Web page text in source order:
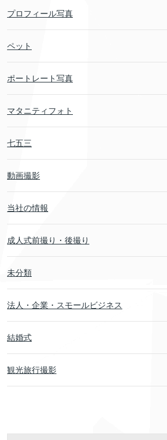
プロフィール写真
ペット
ポートレート写真
マタニティフォト
七五三
動画撮影
当社の情報
成人式前撮り・後撮り
未分類
法人・企業・スモールビジネス
結婚式
観光旅行撮影